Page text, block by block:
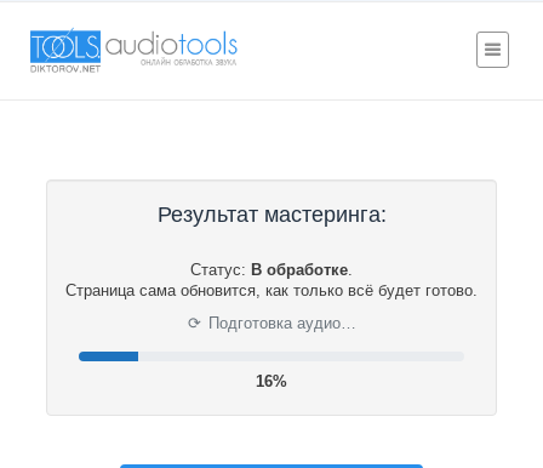
Результат мастеринга:
Статус: В обработке.
Страница сама обновится, как только всё будет готово.
⟳ Подготовка аудио…
16%